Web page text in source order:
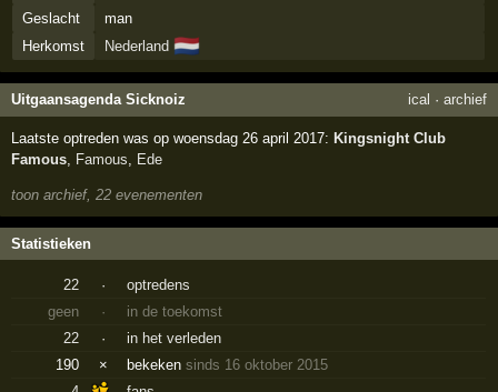
Geslacht
man
Herkomst
Nederland 🇳🇱
Uitgaansagenda Sicknoiz ical · archief
Laatste optreden was op woensdag 26 april 2017: Kingsnight Club
Famous
Famous Ede
toon archief, 22 evenementen
Statistieken
22 ·
optredens
geen
·
in de toekomst
22
·
in het verleden
190
× bekekensinds 16 oktober 2015